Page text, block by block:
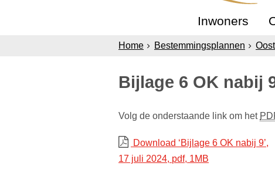
Inwoners
Home Bestemmingsplannen
Bijlage 6 OK nabij
Volg de onderstaande link om het
Download ‘Bijlage 6 OK nabij 9’,
17 juli 2024, pdf, 1MB